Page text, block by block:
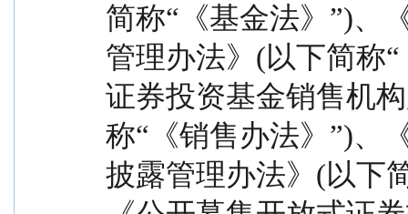
简称“《基金法》”)、
管理办法》(以下简称
证券投资基金销售机
称“《销售办法》”)、
披露管理办法》(以下